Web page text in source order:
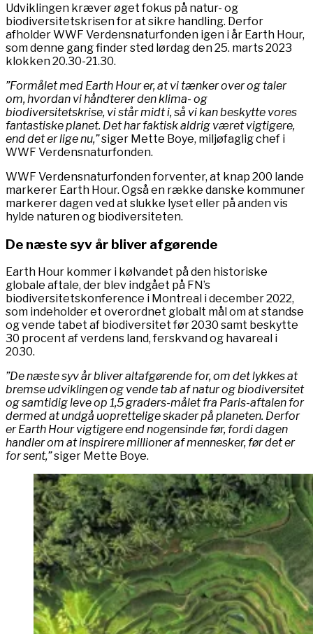
Udviklingen kræver øget fokus på natur- og
biodiversitetskrisen for at sikre handling. Derfor
afholder WWF Verdensnaturfonden igen i år Earth Hour,
som denne gang finder sted lørdag den 25. marts 2023
klokken 20.30-21.30.
”Formålet med Earth Hour er, at vi tænker over og taler
om, hvordan vi håndterer den klima- og
biodiversitetskrise, vi står midt i, så vi kan beskytte vores
fantastiske planet. Det har faktisk aldrig været vigtigere,
end det er lige nu,”siger Mette Boye, miljøfaglig chef i
WWF Verdensnaturfonden.
WWF Verdensnaturfonden forventer, at knap 200 lande
markerer Earth Hour. Også en række danske kommuner
markerer dagen ved at slukke lyset eller på anden vis
hylde naturen og biodiversiteten.
De næste syv år bliver afgørende
Earth Hour kommer i kølvandet på den historiske
globale aftale, der blev indgået på FN’s
biodiversitetskonference i Montreal i december 2022,
som indeholder et overordnet globalt mål om at standse
og vende tabet af biodiversitet før 2030 samt beskytte
30 procent af verdens land, ferskvand og havareal i
2030.
”De næste syv år bliver altafgørende for, om det lykkes at
bremse udviklingen og vende tab af natur og biodiversitet
og samtidig leve op 1,5 graders-målet fra Paris-aftalen for
dermed at undgå uoprettelige skader på planeten. Derfor
er Earth Hour vigtigere end nogensinde før, fordi dagen
handler om at inspirere millioner af mennesker, før det er
for sent,”siger Mette Boye.